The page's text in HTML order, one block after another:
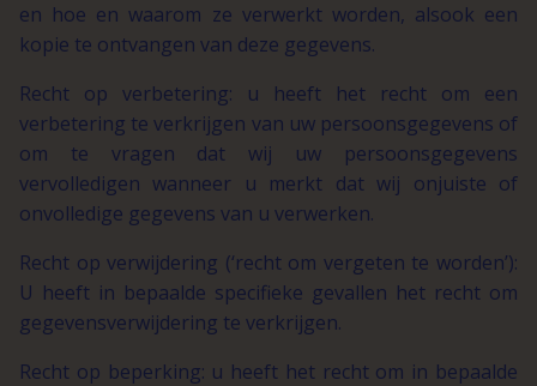
en hoe en waarom ze verwerkt worden, alsook een
kopie te ontvangen van deze gegevens.
Recht op verbetering: u heeft het recht om een
verbetering te verkrijgen van uw persoonsgegevens of
om te vragen dat wij uw persoonsgegevens
vervolledigen wanneer u merkt dat wij onjuiste of
onvolledige gegevens van u verwerken.
Recht op verwijdering (‘recht om vergeten te worden’):
U heeft in bepaalde specifieke gevallen het recht om
gegevensverwijdering te verkrijgen.
Recht op beperking: u heeft het recht om in bepaalde